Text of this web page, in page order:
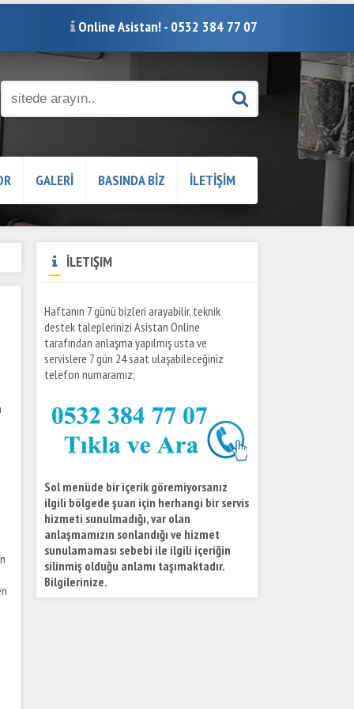
Online Asistan! - 0532 384 77 07
GALERİ BASINDA BİZ İLETİŞİM
İLETIŞIM
Haftanın 7 günü bizleri arayabilir, teknik
destek taleplerinizi Asistan Online
tarafından anlaşma yapılmış usta ve
servislere 7 gün 24 saat ulaşabileceğiniz
telefon numaramız;
Sol menüde bir içerik göremiyorsanız
ilgili bölgede şuan için herhangi bir servis
hizmeti sunulmadığı, var olan
anlaşmamızın sonlandığı ve hizmet
sunulamaması sebebi ile ilgili içeriğin
silinmiş olduğu anlamı taşımaktadır.
Bilgilerinize.